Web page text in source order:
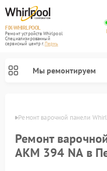
FIX-WHIRLPOOL
Ремонт устройств Whirlpool
Специализированный
cервисный центр г.Пермь
Мы ремонтируем
Ремонт варочной панели
Ремонт
AKM 394 NA в